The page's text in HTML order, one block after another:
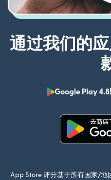
通过我们的
Google Play 4.8
App Store 评分基于所有国家/地